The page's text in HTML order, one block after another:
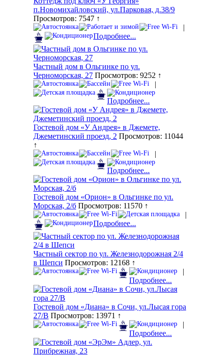
п.Новомихайловский, ул.Парковая, д.38/9
Просмотров: 7547 ↑
|
Подробнее...
Частный дом в Ольгинке по ул.
Черноморская, 27 Просмотров: 9252 ↑
|
Подробнее...
Гостевой дом «У Андрея» в Джемете,
Джеметинский проезд, 2 Просмотров: 11044
↑
|
Подробнее...
Гостевой дом «Орион» в Ольгинке по ул.
Морская, 2/б Просмотров: 11570 ↑
|
Подробнее...
Частный сектор по ул. Железнодорожная 2/4
в Шепси Просмотров: 12168 ↑
|
Подробнее...
Гостевой дом «Диана» в Сочи, ул.Лысая гора
27/В Просмотров: 13971 ↑
|
Подробнее...